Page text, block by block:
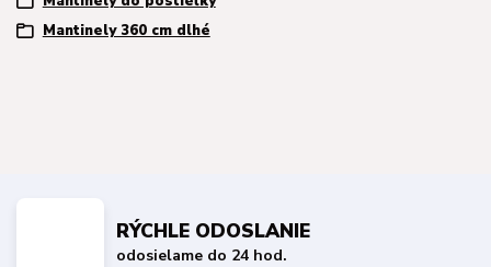
Mantinely 360 cm dlhé
RÝCHLE ODOSLANIE
odosielame do 24 hod.